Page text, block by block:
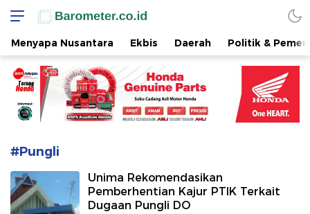
www.barometer.co.id
Berita Terkini di Sulawesi Utara
Menyapa Nusantara Ekbis Daerah Politik &
#Pungli
Unima Rekomendasikan
Pemberhentian Kajur PTIK Terkait
Dugaan Pungli DO